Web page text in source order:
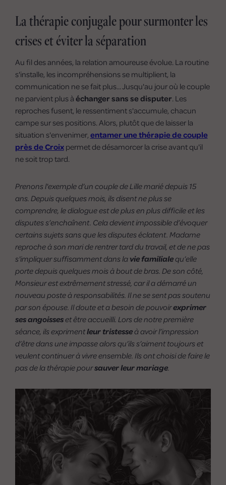
La thérapie conjugale pour surmonter les
crises et éviter la séparation
Au fil des années, la relation amoureuse évolue. La routine
s'installe, les incompréhensions se multiplient, la
communication ne se fait plus... Jusqu'au jour où le couple
ne parvient plus à échanger sans se disputer. Les
reproches fusent, le ressentiment s'accumule, chacun
campe sur ses positions. Alors, plutôt que de laisser la
situation s'envenimer, entamer une thérapie de couple
près de Croixpermet de désamorcer la crise avant qu'il
ne soit trop tard.
Prenons l'exemple d’un couple de Lille marié depuis 15
ans. Depuis quelques mois, ils disent ne plus se
comprendre, le dialogue est de plus en plus difficile et les
disputes s’enchaînent. Cela devient impossible d’évoquer
certains sujets sans que les disputes éclatent. Madame
reproche à son mari de rentrer tard du travail, et de ne pas
s'impliquer suffisamment dans la vie familialequ’elle
porte depuis quelques mois à bout de bras. De son côté,
Monsieur est extrêmement stressé, car il a démarré un
nouveau poste à responsabilités. Il ne se sent pas soutenu
par son épouse. Il doute et a besoin de pouvoirexprimer
ses angoisseset être accueilli. Lors de notre première
séance, ils exprimentleur tristesseà avoir l’impression
d’être dans une impasse alors qu’ils s’aiment toujours et
veulent continuer à vivre ensemble. Ils ont choisi de faire le
pas de la thérapie poursauver leur mariage.